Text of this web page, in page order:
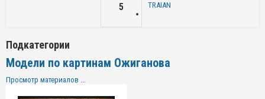
5
TRAIAN
Подкатегории
Модели по картинам Ожиганова
Просмотр материалов ...